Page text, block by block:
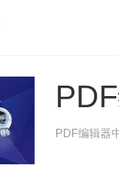
PDF编辑器